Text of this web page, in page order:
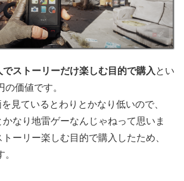
でストーリーだけ楽しむ目的で購入とい
の価値です。
見ているとわりとかなり低いので、
なり地雷ゲーなんじゃねって思いま
ーリー楽しむ目的で購入したため、